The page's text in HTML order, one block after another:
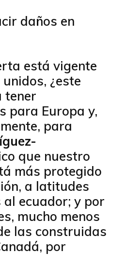
daños en
está vigente
¿este
tener
para Europa y,
para
que nuestro
más protegido
a latitudes
ecuador; y por
mucho menos
las construidas
por